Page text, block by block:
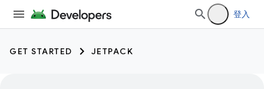
登入
GET STARTED JETPACK